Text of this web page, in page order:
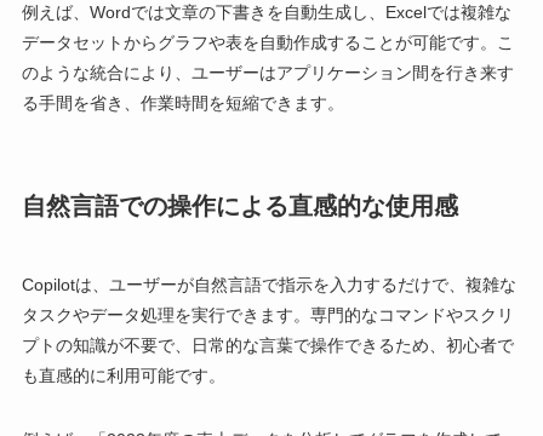
例えば、Wordでは文章の下書きを自動生成し、Excelでは複雑な
データセットからグラフや表を自動作成することが可能です。こ
のような統合により、ユーザーはアプリケーション間を行き来す
る手間を省き、作業時間を短縮できます。
自然言語での操作による直感的な使用感
Copilotは、ユーザーが自然言語で指示を入力するだけで、複雑な
タスクやデータ処理を実行できます。専門的なコマンドやスクリ
プトの知識が不要で、日常的な言葉で操作できるため、初心者で
も直感的に利用可能です。